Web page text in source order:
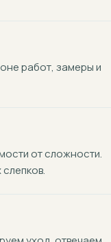
работ, замеры и
от сложности.